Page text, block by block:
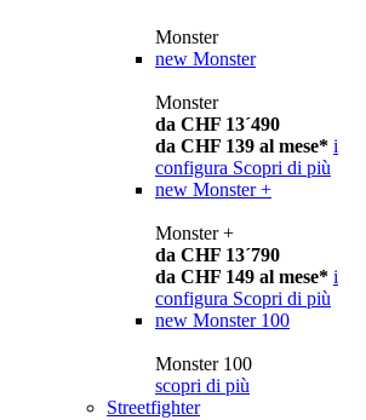
Monster
new Monster
Monster
da CHF 13´490
da CHF 139 al mese* i
configura Scopri di più
new Monster +
Monster +
da CHF 13´790
da CHF 149 al mese* i
configura Scopri di più
new Monster 100
Monster 100
scopri di più
Streetfighter